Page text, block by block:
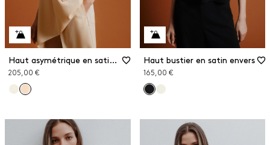
Haut asymétrique en satin envers
205,00 €
Haut bustier en satin envers
165,00 €